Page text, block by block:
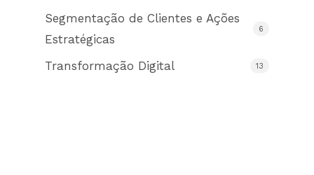
Segmentação de Clientes e Ações
Estratégicas
6
Transformação Digital 13